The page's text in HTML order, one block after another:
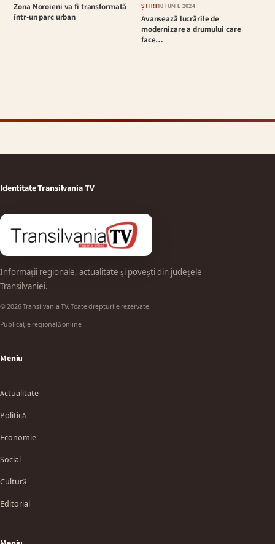
Zona Noroieni va fi transformată
într-un parc urban
ȘTIRI10 IUNIE 2024
Avansează lucrările de
modernizare a drumului care
face…
Identitate Transilvania TV
Informații regionale, actualitate și povești din județele
Transilvaniei.
© 2026 Transilvania TV. Toate drepturile rezervate.
Publicație regională online
Meniu
Actualitate
Politică
Economie
Social
Cultură
Editorial